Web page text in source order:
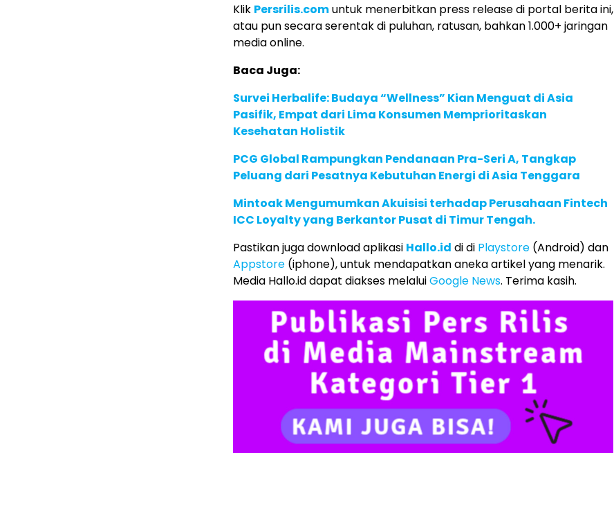
Klik Persrilis.comuntuk menerbitkan press release di portal berita ini,
atau pun secara serentak di puluhan, ratusan, bahkan 1.000+ jaringan
media online.
Baca Juga:
Survei Herbalife: Budaya “Wellness” Kian Menguat di Asia
Pasifik, Empat dari Lima Konsumen Memprioritaskan
Kesehatan Holistik
PCG Global Rampungkan Pendanaan Pra-Seri A, Tangkap
Peluang dari Pesatnya Kebutuhan Energi di Asia Tenggara
Mintoak Mengumumkan Akuisisi terhadap Perusahaan Fintech
ICC Loyalty yang Berkantor Pusat di Timur Tengah.
Pastikan juga download aplikasi Hallo.id di di Playstore (Android) dan
Appstore (iphone), untuk mendapatkan aneka artikel yang menarik.
Media Hallo.id dapat diakses melaluiGoogle News. Terima kasih.